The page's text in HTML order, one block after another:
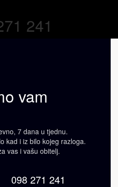
241
vam
7 dana u tjednu.
kad i iz bilo kojeg razloga.
vas i vašu obitelj.
098 271 241